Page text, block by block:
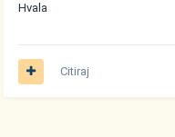
Hvala
Citiraj